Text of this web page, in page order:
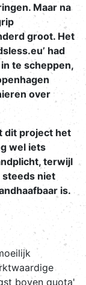
Maar na
groot. Het
had
te scheppen,
over
dit project het
wel iets
terwijl
steeds niet
is.
boven quota'